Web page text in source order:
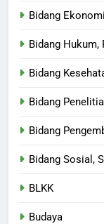
Bidang Ekonomi
Bidang
Bidang
Bidang
Bidang
Bidang Sosial,
BLKK
Budaya